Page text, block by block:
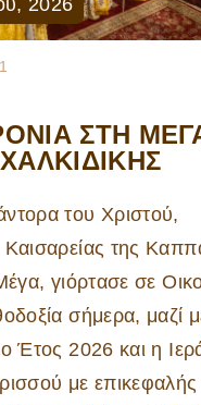
, 2026
ΣΤΗ
του Χριστού,
της
γιόρτασε σε
σήμερα, μαζί
Έτος 2026 και η
με επικεφαλής